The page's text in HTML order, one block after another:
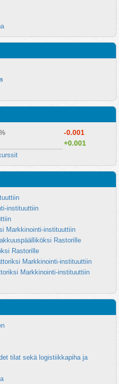
-0.001
+0.001
instituuttiin
Markkinointi-instituuttiin
Rastorille
Rastorille
Markkinointi-instituuttiin
Markkinointi-instituuttiin
tilat sekä logistiikkapiha ja